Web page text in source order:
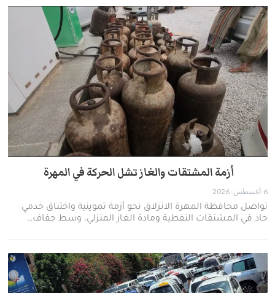
أزمة المشتقات والغاز تشل الحركة في المهرة ​
6-أغسطس- 2026
​تواصل محافظة المهرة الانزلاق نحو أزمة تموينية واختناق خدمي
حاد في المشتقات النفطية ومادة الغاز المنزلي، وسط جفاف…